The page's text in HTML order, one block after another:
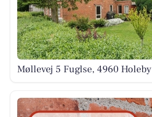
Møllevej 5 Fuglse, 4960 Holeby